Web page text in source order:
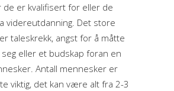
de er kvalifisert for eller de
videreutdanning. Det store
taleskrekk, angst for å måtte
eller et budskap foran en
Antall mennesker er
viktig, det kan være alt fra 2-3